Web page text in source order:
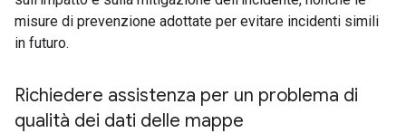
misure di prevenzione adottate per evitare incidenti simili
in futuro.
Richiedere assistenza per un problema di
qualità dei dati delle mappe